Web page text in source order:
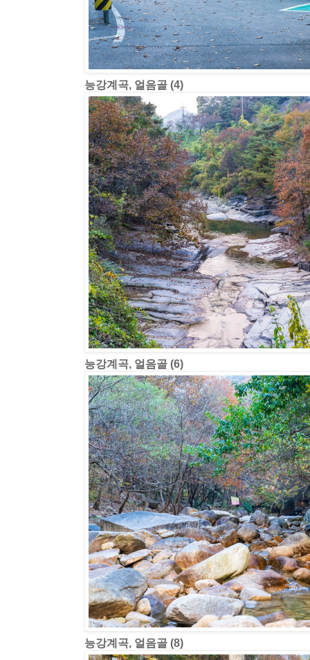
능강계곡, 얼음골 (4)
능강계곡, 얼음골 (6)
능강계곡, 얼음골 (8)